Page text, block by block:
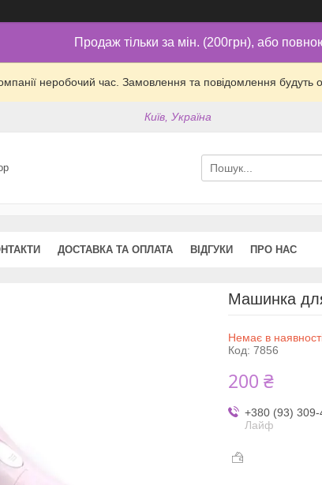
Продаж тільки за мін. (200грн), або
неробочий час. Замовлення та повідомлення будуть
Київ, Україна
ДОСТАВКА ТА ОПЛАТА ВІДГУКИ ПРО НАС
Машинка
Немає в
Код: 7856
200 ₴
+380 (93) 309-
Лайф